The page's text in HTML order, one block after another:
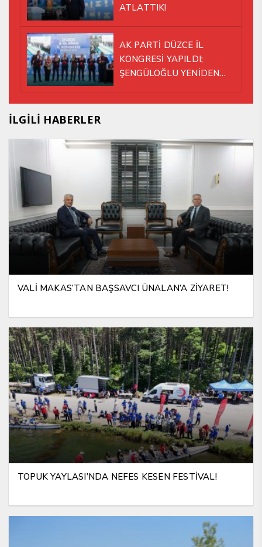
ATLATTIK!
AK PARTİ DÜZCE İL
KONGRESİ YAPILDI;
ŞENGÜLOĞLU YENİDEN
İLGİLİ HABERLER
VALİ MAKAS’TAN BAŞSAVCI ÜNALAN’A ZİYARET!
TOPUK YAYLASI’NDA NEFES KESEN FESTİVAL!